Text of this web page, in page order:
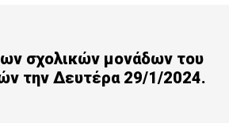
σχολικών μονάδων του
την Δευτέρα 29/1/2024.